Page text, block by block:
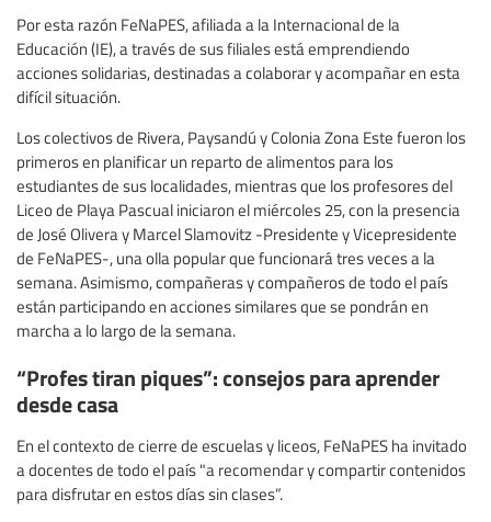
Por esta razón FeNaPES, afiliada a la Internacional de la
Educación (IE), a través de sus filiales está emprendiendo
acciones solidarias, destinadas a colaborar y acompañar en esta
difícil situación.
Los colectivos de Rivera, Paysandú y Colonia Zona Este fueron los
primeros en planificar un reparto de alimentos para los
estudiantes de sus localidades, mientras que los profesores del
Liceo de Playa Pascual iniciaron el miércoles 25, con la presencia
de José Olivera y Marcel Slamovitz -Presidente y Vicepresidente
de FeNaPES-, una olla popular que funcionará tres veces a la
semana. Asimismo, compañeras y compañeros de todo el país
están participando en acciones similares que se pondrán en
marcha a lo largo de la semana.
“Profes tiran piques”: consejos para aprender
desde casa
En el contexto de cierre de escuelas y liceos, FeNaPES ha invitado
a docentes de todo el país "a recomendar y compartir contenidos
para disfrutar en estos días sin clases”.